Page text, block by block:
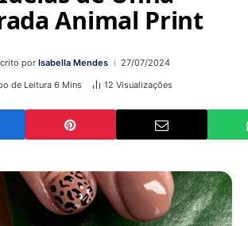
Animal Print
por Isabella Mendes
27/07/2024
de Leitura 6 Mins
12 Visualizações